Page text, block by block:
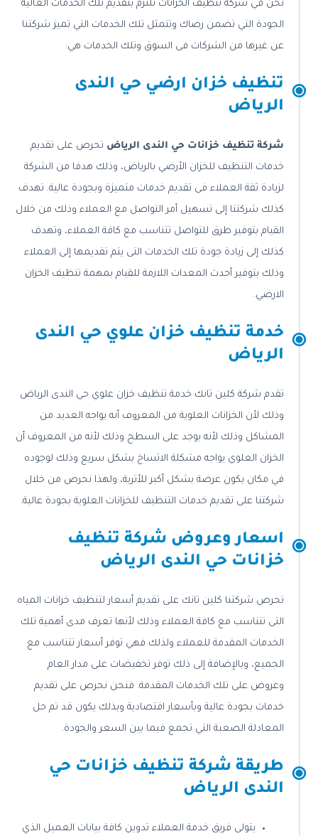
نحن في شركة تنظيف الخزانات نلتزم بتقديم تلك الخدمات العالية
الجودة التي تضمن رضاك وتتمثل تلك الخدمات التي تميز شركتنا
عن غيرها من الشركات فى السوق وتلك الخدمات هي:
تنظيف خزان ارضي حي الندى
الرياض
شركة تنظيف خزانات حي الندى الرياض تحرص على تقديم
خدمات التنظيف للخزان الأرضي بالرياض، وذلك هدفا من الشركة
لزيادة ثقة العملاء فى تقديم خدمات متميزة وبجودة عالية. تهدف
كذلك شركتنا إلى تسهيل أمر التواصل مع العملاء وذلك من خلال
القيام بتوفير طرق للتواصل تتناسب مع كافة العملاء، وتهدف
كذلك إلى زيادة جودة تلك الخدمات التى يتم تقديمها إلى العملاء
وذلك بتوفير أحدث المعدات اللازمة للقيام بمهمة تنظيف الخزان
الارضي.
خدمة تنظيف خزان علوي حي الندى
الرياض
تقدم شركة كلين تانك خدمة تنظيف خزان علوي حي الندى الرياض
وذلك لأن الخزانات العلوية من المعروف أنه يواجه العديد من
المشاكل وذلك لأنه يوجد على السطح وذلك لأنه من المعروف أن
الخزان العلوي يواجه مشكلة الاتساخ بشكل سريع وذلك لوجوده
في مكان يكون عرضة بشكل أكبر للأتربة، ولهذا نحرص من خلال
شركتنا على تقديم خدمات التنظيف للخزانات العلوية بجودة عالية.
اسعار وعروض شركة تنظيف
خزانات حي الندى الرياض
تحرص شركتنا كلين تانك على تقديم أسعار لتنظيف خزانات المياه
التى تتناسب مع كافة العملاء وذلك لأنها تعرف مدى أهمية تلك
الخدمات المقدمة للعملاء ولذلك فهي توفر أسعار تتناسب مع
الجميع، وبالإضافة إلى ذلك توفر تخفيضات على مدار العام
وعروض على تلك الخدمات المقدمة. فنحن نحرص على تقديم
خدمات بجودة عالية وبأسعار اقتصادية وبذلك يكون قد تم حل
المعادلة الصعبة التي تجمع فيما بين السعر والجودة.
طريقة شركة تنظيف خزانات حي
الندى الرياض
يتولى فريق خدمة العملاء تدوين كافة بيانات العميل الذي